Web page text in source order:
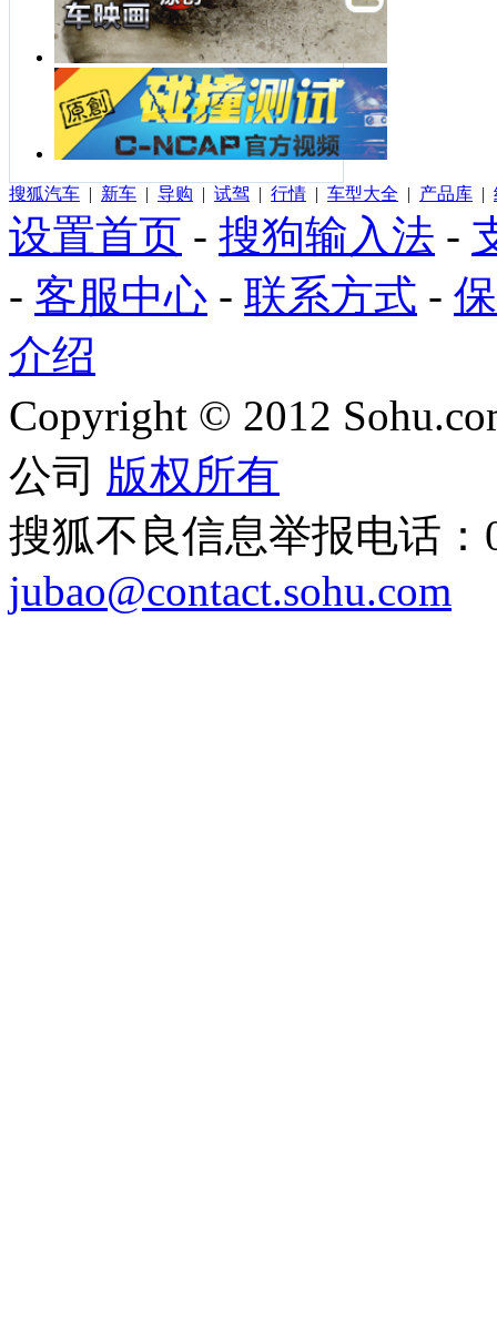
搜狐汽车 | 新车 | 导购 | 试驾 | 行情 | 车型大全 | 产品库 |
设置首页 - 搜狗输入法 -
- 客服中心 - 联系方式 -
介绍
Copyright © 2012
公司 版权所有
搜狐不良信息举报电话：
jubao@contact.sohu.com